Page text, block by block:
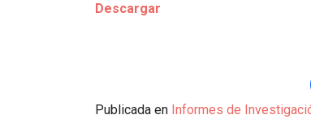
Descargar
Publicada en Informes de